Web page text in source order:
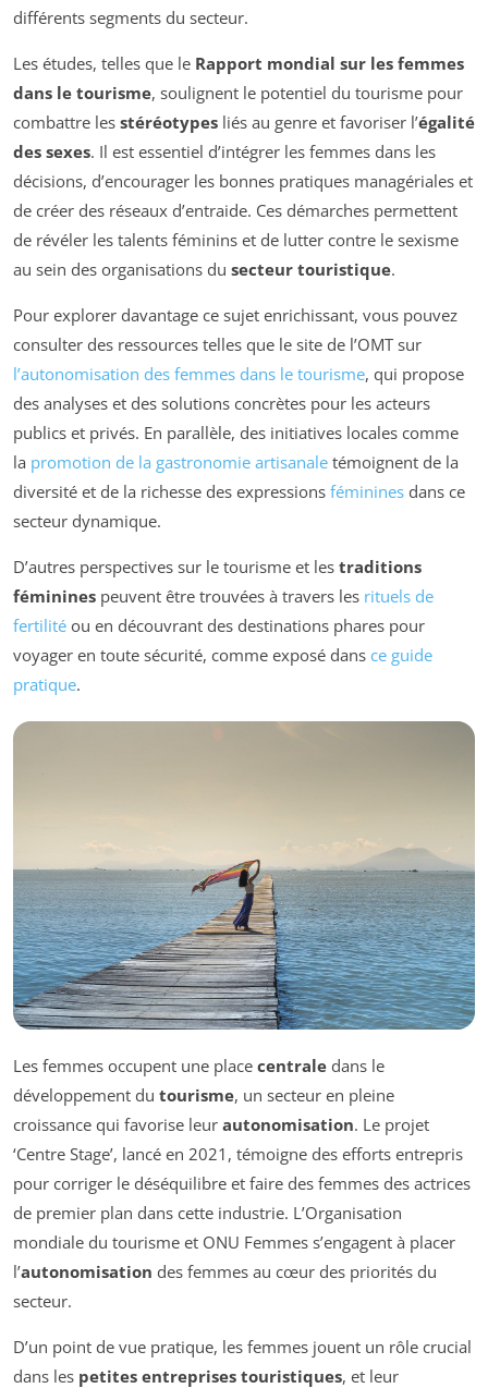
différents segments du secteur.
Les études, telles que le Rapport mondial sur les femmes
dans le tourisme, soulignent le potentiel du tourisme pour
combattre les stéréotypes liés au genre et favoriser l’égalité
des sexes. Il est essentiel d’intégrer les femmes dans les
décisions, d’encourager les bonnes pratiques managériales et
de créer des réseaux d’entraide. Ces démarches permettent
de révéler les talents féminins et de lutter contre le sexisme
au sein des organisations du secteur touristique.
Pour explorer davantage ce sujet enrichissant, vous pouvez
consulter des ressources telles que le site de l’OMT sur
l’autonomisation des femmes dans le tourisme, qui propose
des analyses et des solutions concrètes pour les acteurs
publics et privés. En parallèle, des initiatives locales comme
la promotion de la gastronomie artisanale témoignent de la
diversité et de la richesse des expressions féminines dans ce
secteur dynamique.
D’autres perspectives sur le tourisme et les traditions
féminines peuvent être trouvées à travers les rituels de
fertilité ou en découvrant des destinations phares pour
voyager en toute sécurité, comme exposé dans ce guide
pratique.
Les femmes occupent une place centrale dans le
développement du tourisme, un secteur en pleine
croissance qui favorise leur autonomisation. Le projet
‘Centre Stage’, lancé en 2021, témoigne des efforts entrepris
pour corriger le déséquilibre et faire des femmes des actrices
de premier plan dans cette industrie. L’Organisation
mondiale du tourisme et ONU Femmes s’engagent à placer
l’autonomisation des femmes au cœur des priorités du
secteur.
D’un point de vue pratique, les femmes jouent un rôle crucial
dans les petites entreprises touristiques, et leur